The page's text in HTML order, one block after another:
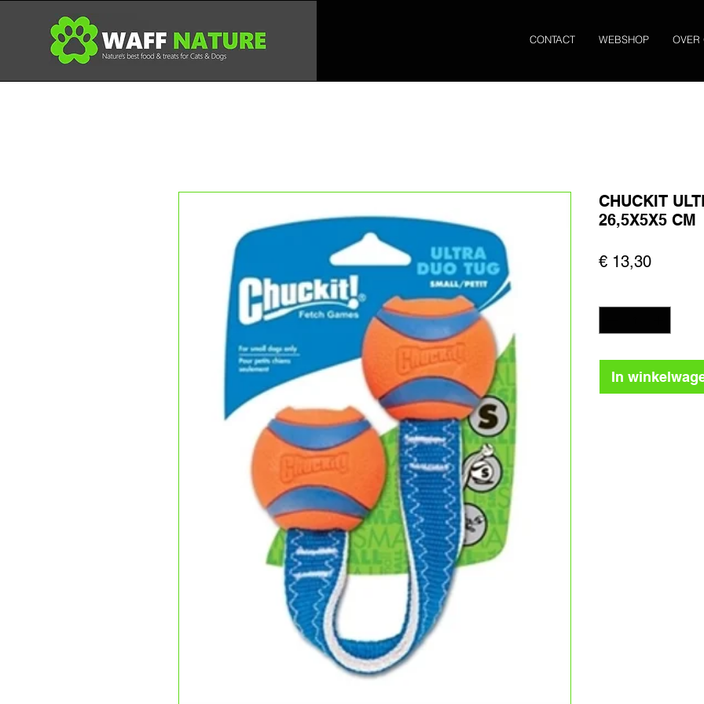
CONTACT WEBSHOP OVER
CHUCKIT
26,5X5X5 CM
€ 13,30Prijs
In